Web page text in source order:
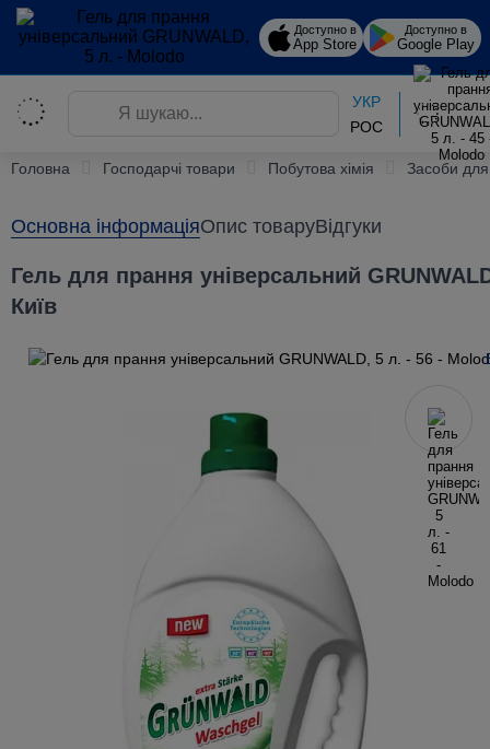
Доступно в
App Store
Доступно в
Google Play
УКР
РОС
Головна Господарчі товари Побутова хімія Засоби
Основна інформаціяОпис товаруВідгуки
Гель для прання універсальний
Київ